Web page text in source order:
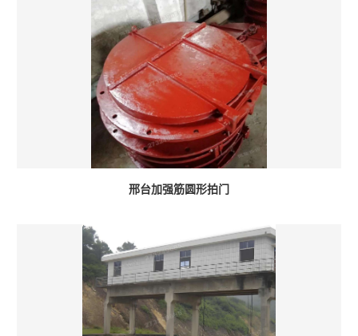
邢台加强筋圆形拍门